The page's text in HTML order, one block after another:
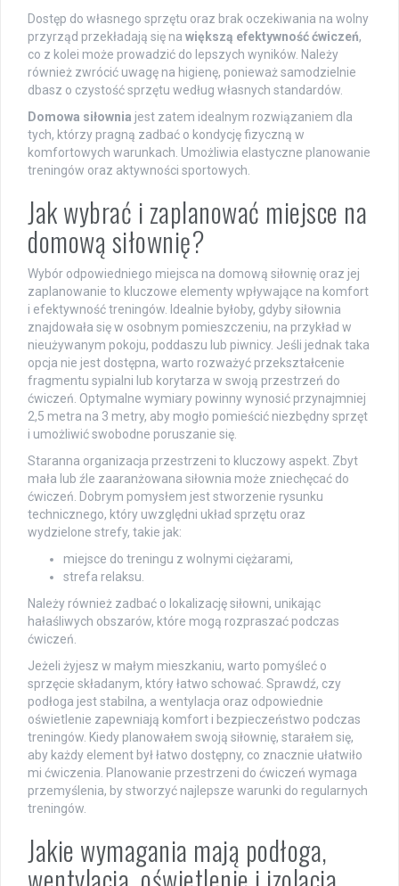
Dostęp do własnego sprzętu oraz brak oczekiwania na wolny
przyrząd przekładają się na większą efektywność ćwiczeń,
co z kolei może prowadzić do lepszych wyników. Należy
również zwrócić uwagę na higienę, ponieważ samodzielnie
dbasz o czystość sprzętu według własnych standardów.
Domowa siłownia jest zatem idealnym rozwiązaniem dla
tych, którzy pragną zadbać o kondycję fizyczną w
komfortowych warunkach. Umożliwia elastyczne planowanie
treningów oraz aktywności sportowych.
Jak wybrać i zaplanować miejsce na
domową siłownię?
Wybór odpowiedniego miejsca na domową siłownię oraz jej
zaplanowanie to kluczowe elementy wpływające na komfort
i efektywność treningów. Idealnie byłoby, gdyby siłownia
znajdowała się w osobnym pomieszczeniu, na przykład w
nieużywanym pokoju, poddaszu lub piwnicy. Jeśli jednak taka
opcja nie jest dostępna, warto rozważyć przekształcenie
fragmentu sypialni lub korytarza w swoją przestrzeń do
ćwiczeń. Optymalne wymiary powinny wynosić przynajmniej
2,5 metra na 3 metry, aby mogło pomieścić niezbędny sprzęt
i umożliwić swobodne poruszanie się.
Staranna organizacja przestrzeni to kluczowy aspekt. Zbyt
mała lub źle zaaranżowana siłownia może zniechęcać do
ćwiczeń. Dobrym pomysłem jest stworzenie rysunku
technicznego, który uwzględni układ sprzętu oraz
wydzielone strefy, takie jak:
miejsce do treningu z wolnymi ciężarami,
strefa relaksu.
Należy również zadbać o lokalizację siłowni, unikając
hałaśliwych obszarów, które mogą rozpraszać podczas
ćwiczeń.
Jeżeli żyjesz w małym mieszkaniu, warto pomyśleć o
sprzęcie składanym, który łatwo schować. Sprawdź, czy
podłoga jest stabilna, a wentylacja oraz odpowiednie
oświetlenie zapewniają komfort i bezpieczeństwo podczas
treningów. Kiedy planowałem swoją siłownię, starałem się,
aby każdy element był łatwo dostępny, co znacznie ułatwiło
mi ćwiczenia. Planowanie przestrzeni do ćwiczeń wymaga
przemyślenia, by stworzyć najlepsze warunki do regularnych
treningów.
Jakie wymagania mają podłoga,